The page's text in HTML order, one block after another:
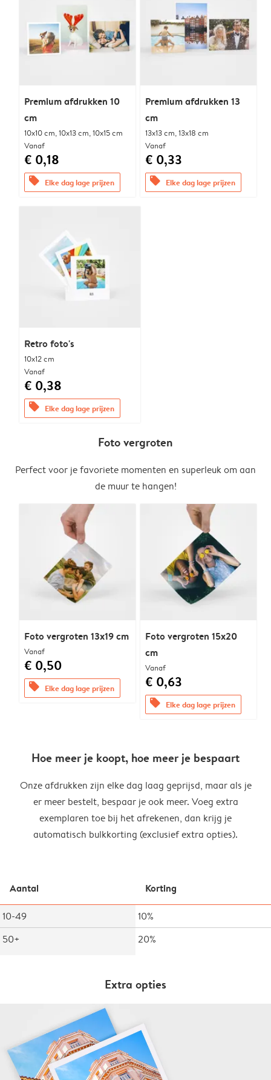
Premium afdrukken 10
cm
10x10 cm, 10x13 cm, 10x15 cm
Vanaf
€ 0,18
offers Elke dag lage prijzen
Premium afdrukken 13
cm
13x13 cm, 13x18 cm
Vanaf
€ 0,33
offers Elke dag lage prijzen
Retro foto's
10x12 cm
Vanaf
€ 0,38
offers Elke dag lage prijzen
Foto vergroten
Perfect voor je favoriete momenten en superleuk om aan
de muur te hangen!
Foto vergroten 13x19 cm
Vanaf
€ 0,50
offers Elke dag lage prijzen
Foto vergroten 15x20
cm
Vanaf
€ 0,63
offers Elke dag lage prijzen
Hoe meer je koopt, hoe meer je bespaart
Onze afdrukken zijn elke dag laag geprijsd, maar als je
er meer bestelt, bespaar je ook meer. Voeg extra
exemplaren toe bij het afrekenen, dan krijg je
automatisch bulkkorting (exclusief extra opties).
Aantal Korting
10-49
10%
50+
20%
Extra opties